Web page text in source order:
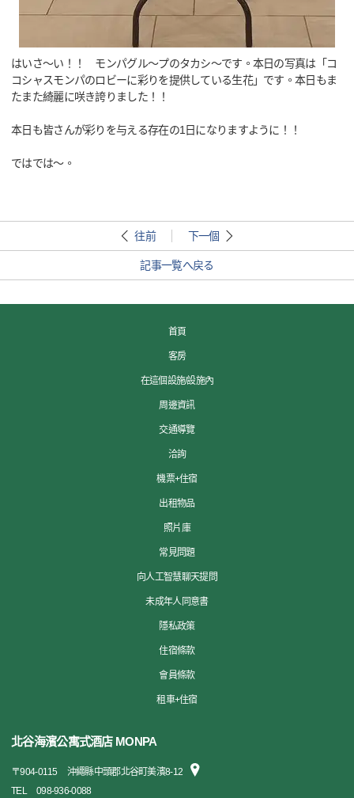
はいさ～い！！ モンパグル～プのタカシ～です。本日の写真は「コ
コシャスモンパのロビーに彩りを提供している生花」です。本日もま
たまた綺麗に咲き誇りました！！
本日も皆さんが彩りを与える存在の1日になりますように！！
ではでは～。
往前 下一個
記事一覧へ戻る
首頁
客房
在這個設施/設施內
周邊資訊
交通導覽
洽詢
機票+住宿
出租物品
照片庫
常見問題
向人工智慧聊天提問
未成年人同意書
隱私政策
住宿條款
會員條款
租車+住宿
北谷海濱公寓式酒店 MONPA
〒904-0115
沖繩縣中頭郡北谷町美濱8-12
TEL
098-936-0088